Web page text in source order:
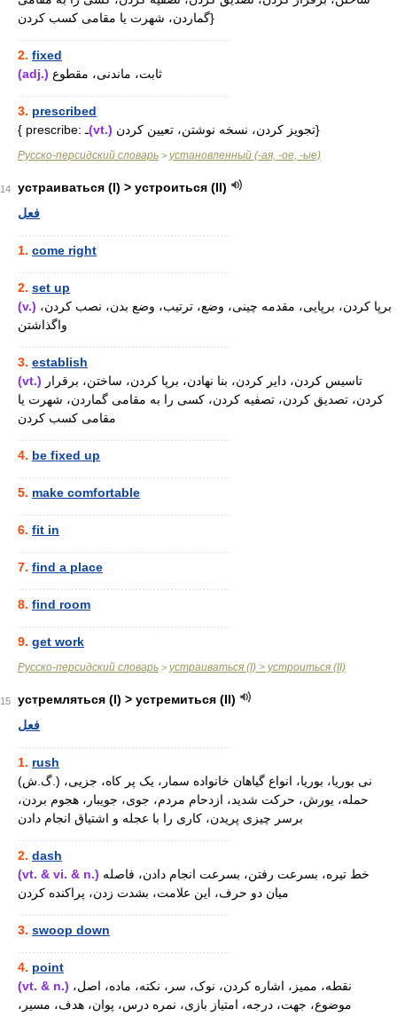
گماردن، شهرت یا مقامی کسب کردن}
2. fixed
(adj.) ثابت، ماندنی، مقطوع
3. prescribed
{ prescribe: ـ(vt.) تجویز کردن، نسخه نوشتن، تعیین کردن}
Русско-персидский словарь > установленный (-ая, -ое, -ые)
14
устраиваться (I) > устроиться (II)
فعل
1. come right
2. set up
(v.)
واگذاشتن
3. establish
(vt.)
کردن، تصدیق کردن، تصفیه کردن، کسی را به مقامی گماردن، شهرت یا
مقامی کسب کردن
4. be fixed up
5. make comfortable
6. fit in
7. find a place
8. find room
9. get work
Русско-персидский словарь > устраиваться (I) > устроиться (II)
15
устремляться (I) > устремиться (II)
فعل
1. rush
(گ.ش.) نی بوریا، بوریا، انواع گیاهان خانواده سمار، یک پر کاه، جزیی،
حمله، یورش، حرکت شدید، ازدحام مردم، جوی، جویبار، هجوم بردن،
برسر چیزی پریدن، کاری را با عجله و اشتیاق انجام دادن
2. dash
(vt. & vi. & n.)
میان دو حرف، این علامت، بشدت زدن، پراکنده کردن
3. swoop down
4. point
(vt. & n.)
موضوع، جهت، درجه، امتیاز بازی، نمره درس، پوان، هدف، مسیر،